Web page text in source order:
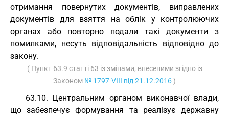
отримання повернутих документів, виправлених
документів для взяття на облік у контролюючих
органах або повторно подали такі документи з
помилками, несуть відповідальність відповідно до
закону.
( Пункт 63.9 статті 63 із змінами, внесеними згідно із
Законом № 1797-VIII від 21.12.2016)
63.10. Центральним органом виконавчої влади,
що забезпечує формування та реалізує державну